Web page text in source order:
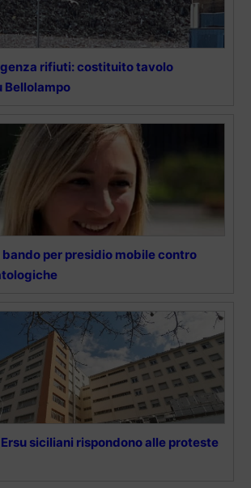
rifiuti: costituito tavolo
Bellolampo
bando per presidio mobile contro
siciliani rispondono alle proteste